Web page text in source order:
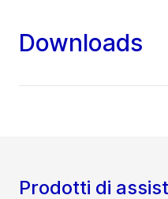
Downloads
Prodotti di